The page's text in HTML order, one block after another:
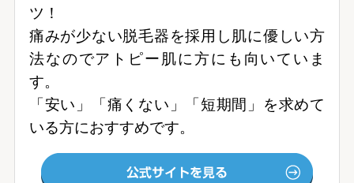
ツ！
痛みが少ない脱毛器を採用し肌に優しい方
法なのでアトピー肌に方にも向いていま
す。
「安い」「痛くない」「短期間」を求めて
いる方におすすめです。